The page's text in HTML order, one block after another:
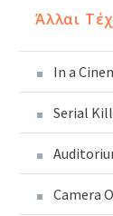
Άλλαι
In a
Serial
Camera